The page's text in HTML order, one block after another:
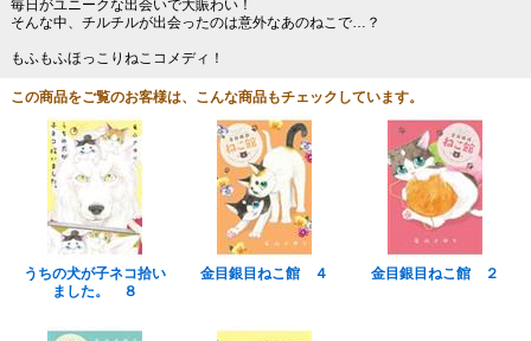
毎日がユニークな出会いで大賑わい！
そんな中、チルチルが出会ったのは意外なあのねこで…？
もふもふほっこりねこコメディ！
この商品をご覧のお客様は、こんな商品もチェックしています。
うちの犬が子ネコ拾い
ました。 ８
金目銀目ねこ館 ４ 金目銀目ねこ館 ２